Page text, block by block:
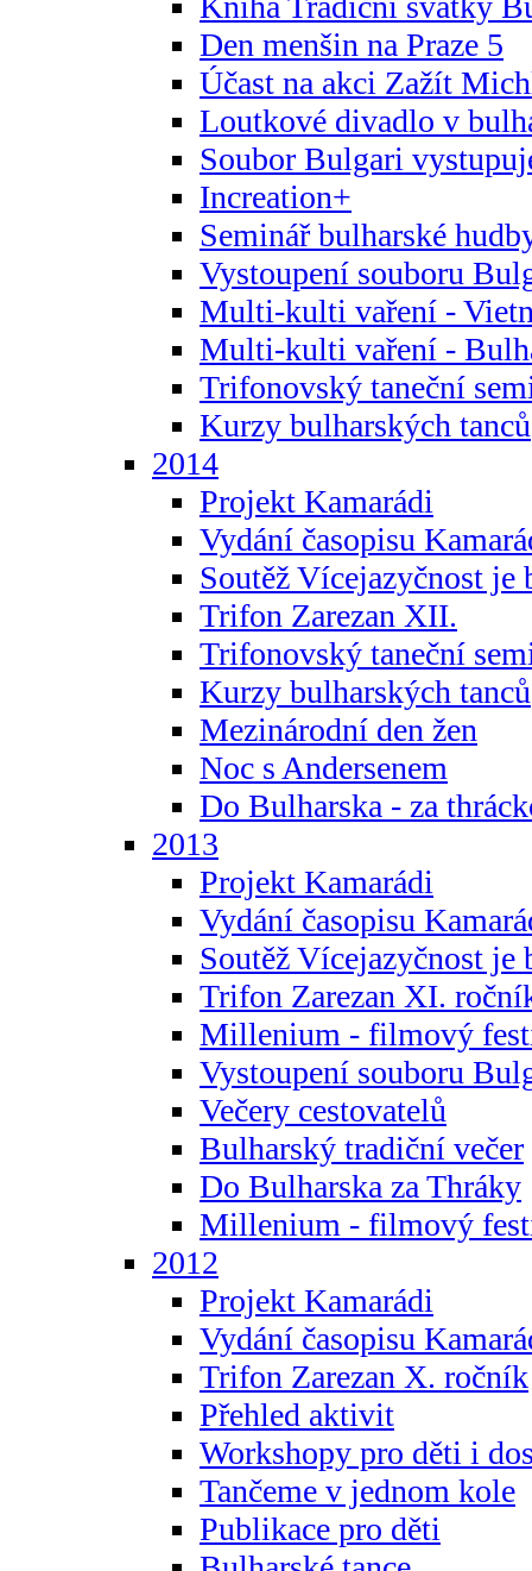
Den menšin na Praze 5
Účast na akci Zažít
Loutkové divadlo v
Soubor Bulgari
Increation+
Seminář bulharské
Vystoupení souboru
Multi-kulti vaření -
Multi-kulti vaření -
Trifonovský taneční
Kurzy bulharských tanců
2014
Projekt Kamarádi
Vydání časopisu
Soutěž Vícejazyčnost je
Trifon Zarezan XII.
Trifonovský taneční
Kurzy bulharských tanců
Mezinárodní den žen
Noc s Andersenem
Do Bulharska - za
2013
Projekt Kamarádi
Vydání časopisu
Soutěž Vícejazyčnost je
Trifon Zarezan XI.
Millenium - filmový
Vystoupení souboru
Večery cestovatelů
Bulharský tradiční večer
Do Bulharska za Thráky
Millenium - filmový
2012
Projekt Kamarádi
Vydání časopisu
Trifon Zarezan X. ročník
Přehled aktivit
Workshopy pro děti i
Tančeme v jednom kole
Publikace pro děti